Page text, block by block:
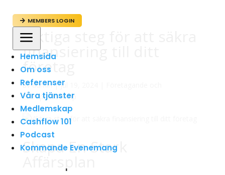
 MEMBERS LOGIN
a
Hemsida
Om oss
Referenser
Våra tjänster
Medlemskap
Cashflow 101
Podcast
Kommande Evenemang
Viktiga steg för att säkra
finansiering till ditt
företag
avadmin|jul 19, 2024
Entreprenörskap
Skapa En Stark